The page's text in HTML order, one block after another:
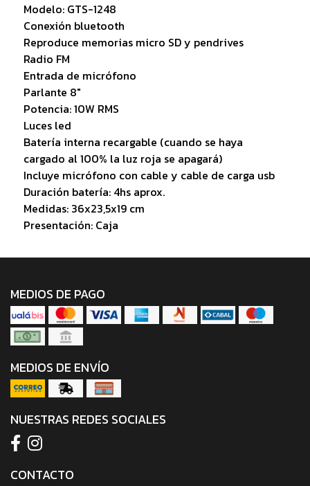
Modelo: GTS-1248
Conexión bluetooth
Reproduce memorias micro SD y pendrives
Radio FM
Entrada de micrófono
Parlante 8"
Potencia: 10W RMS
Luces led
Batería interna recargable (cuando se haya
cargado al 100% la luz roja se apagará)
Incluye micrófono con cable y cable de carga usb
Duración batería: 4hs aprox.
Medidas: 36x23,5x19 cm
Presentación: Caja
MEDIOS DE PAGO
MEDIOS DE ENVÍO
NUESTRAS REDES SOCIALES
CONTACTO